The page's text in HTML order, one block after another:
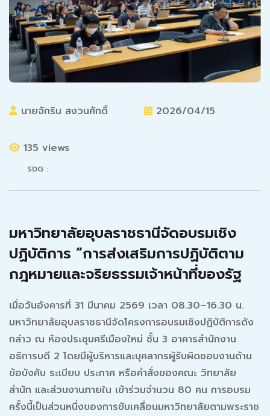
นายจักริน สงวนศักดิ์ 2026/04/15
135 views
SDG :
มหาวิทยาลัยอุบลราชธานีจัดอบรมเชิง
ปฏิบัติการ “การส่งเสริมการปฏิบัติตาม
กฎหมายและจริยธรรมเจ้าหน้าที่ของรัฐ
เมื่อวันอังคารที่ 31 มีนาคม 2569 เวลา 08.30–16.30 น.
มหาวิทยาลัยอุบลราชธานีจัดโครงการอบรมเชิงปฏิบัติการดัง
กล่าว ณ ห้องประชุมศรีเมืองใหม่ ชั้น 3 อาคารสำนักงาน
อธิการบดี 2 โดยมีผู้บริหารและบุคลากรผู้รับผิดชอบงานด้าน
ข้อบังคับ ระเบียบ ประกาศ หรือคำสั่งของคณะ วิทยาลัย
สำนัก และส่วนงานภายใน เข้าร่วมจำนวน 80 คน การอบรม
ครั้งนี้เป็นส่วนหนึ่งของการขับเคลื่อนมหาวิทยาลัยตามพระราช